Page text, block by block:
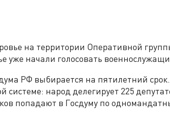
на территории Оперативной
уже начали голосовать
РФ выбирается на пятилетний
системе: народ делегирует 225
попадают в Госдуму по